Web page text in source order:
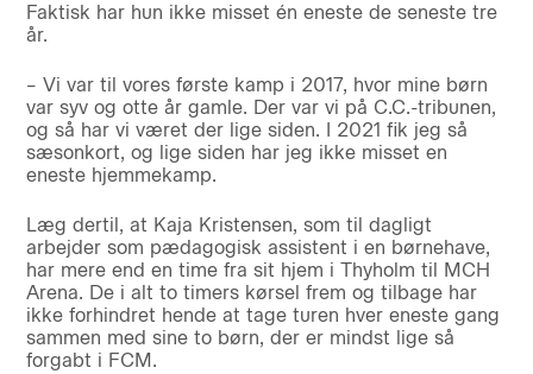
Faktisk har hun ikke misset én eneste de seneste tre
år.
– Vi var til vores første kamp i 2017, hvor mine børn
var syv og otte år gamle. Der var vi på C.C.-tribunen,
og så har vi været der lige siden. I 2021 fik jeg så
sæsonkort, og lige siden har jeg ikke misset en
eneste hjemmekamp.
Læg dertil, at Kaja Kristensen, som til dagligt
arbejder som pædagogisk assistent i en børnehave,
har mere end en time fra sit hjem i Thyholm til MCH
Arena. De i alt to timers kørsel frem og tilbage har
ikke forhindret hende at tage turen hver eneste gang
sammen med sine to børn, der er mindst lige så
forgabt i FCM.